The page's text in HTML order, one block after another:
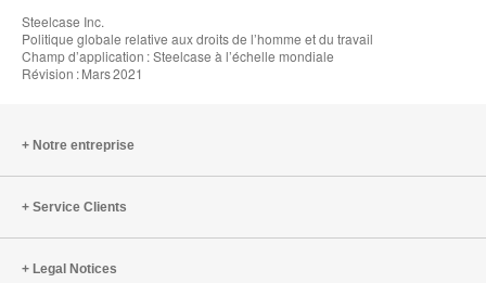
Steelcase Inc.
Politique globale relative aux droits de l’homme et du travail
Champ d’application : Steelcase à l’échelle mondiale
Révision : Mars 2021
Notre entreprise
Service Clients
Legal Notices